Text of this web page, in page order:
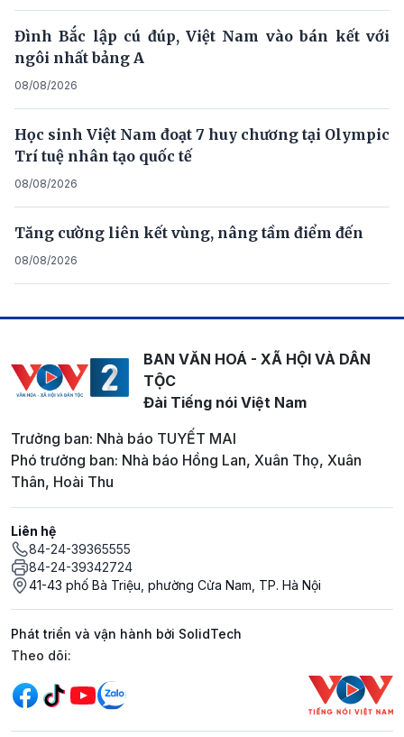
Đình Bắc lập cú đúp, Việt Nam vào bán kết với
ngôi nhất bảng A
08/08/2026
Học sinh Việt Nam đoạt 7 huy chương tại Olympic
Trí tuệ nhân tạo quốc tế
08/08/2026
Tăng cường liên kết vùng, nâng tầm điểm đến
08/08/2026
BAN VĂN HOÁ - XÃ HỘI VÀ DÂN
TỘC
Đài Tiếng nói Việt Nam
Trưởng ban: Nhà báo TUYẾT MAI
Phó trưởng ban: Nhà báo Hồng Lan, Xuân Thọ, Xuân
Thân, Hoài Thu
Liên hệ
84-24-39365555
84-24-39342724
41-43 phố Bà Triệu, phường Cửa Nam, TP. Hà Nội
Phát triển và vận hành bởi SolidTech
Mạng xã hội
Theo dõi: